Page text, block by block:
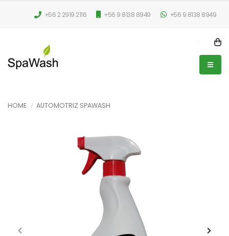
+56 2 2919 2116 +56 9 8138 8949 +56 9 8138 8949
HOME AUTOMOTRIZ SPAWASH